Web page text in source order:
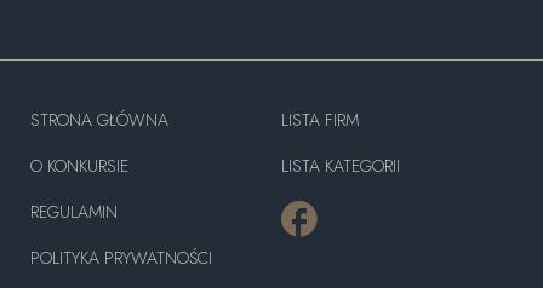
STRONA GŁÓWNA
O KONKURSIE
REGULAMIN
POLITYKA PRYWATNOŚCI
LISTA FIRM
LISTA KATEGORII